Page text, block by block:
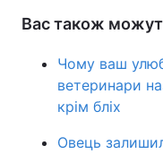
Вас також
Чому ваш
ветеринари
крім бліх
Овець